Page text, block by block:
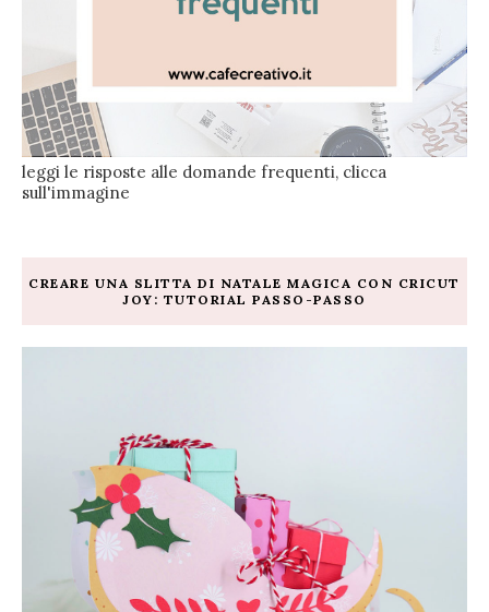
leggi le risposte alle domande frequenti, clicca
sull'immagine
CREARE UNA SLITTA DI NATALE MAGICA CON CRICUT
JOY: TUTORIAL PASSO-PASSO